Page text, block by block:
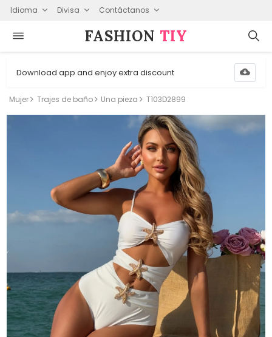
Idioma Divisa Contáctanos
FASHION⁠ TIY
Download app and enjoy extra discount
Mujer Trajes de baño Una pieza T103D2899